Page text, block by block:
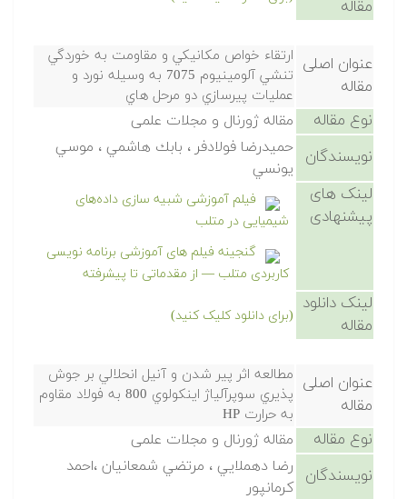
مقاله
عنوان اصلی
مقاله
ارتقاء خواص مكانيكي و مقاومت به خوردگي
تنشي آلومينيوم 7075 به وسيله نورد و
عمليات پيرسازي دو مرحل هاي
نوع مقاله مقاله ژورنال و مجلات علمی
نویسندگان
حميدرضا فولادفر ، بابك هاشمي ، موسي
يونسي
لینک های
پیشنهادی
فیلم آموزشی شبیه سازی داده‌های
شیمیایی در متلب
گنجینه فیلم های آموزشی برنامه نویسی
کاربردی متلب — از مقدماتی تا پیشرفته
لینک دانلود
مقاله
(برای دانلود کلیک کنید)
عنوان اصلی
مقاله
مطالعه اثر پير شدن و آنيل انحلالي بر جوش
پذيري سوپرآلياژ اينكولوي 800 به فولاد مقاوم
به حرارت HP
نوع مقاله مقاله ژورنال و مجلات علمی
نویسندگان
رضا دهملايي ، مرتضي شمعانيان ،احمد
كرمانپور